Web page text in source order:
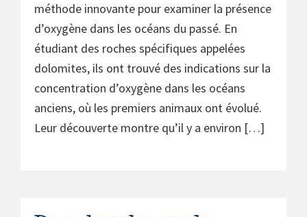
méthode innovante pour examiner la présence
d’oxygène dans les océans du passé. En
étudiant des roches spécifiques appelées
dolomites, ils ont trouvé des indications sur la
concentration d’oxygène dans les océans
anciens, où les premiers animaux ont évolué.
Leur découverte montre qu’il y a environ […]